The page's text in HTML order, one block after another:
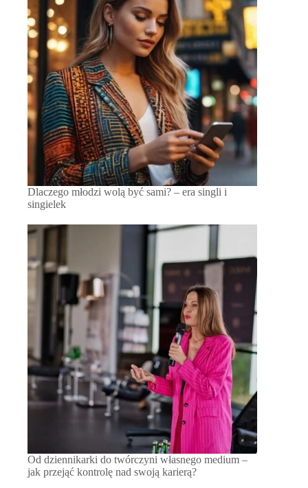
Dlaczego młodzi wolą być sami? – era singli i
singielek
Od dziennikarki do twórczyni własnego medium –
jak przejąć kontrolę nad swoją karierą?